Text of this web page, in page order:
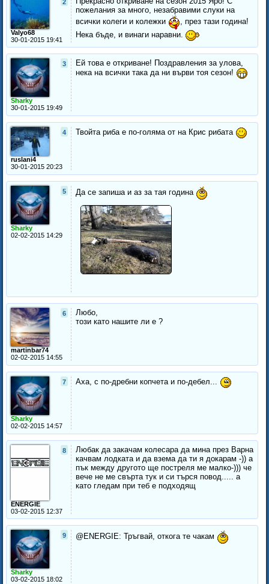
2
Valyo68
30-01-2015 19:41
пожелания за много, незабравими слуки на
всички колеги и колежки
, през тази година!
Нека бъде, и винаги наравни.
3
Sharky
30-01-2015 19:49
Ей това е откриване! Поздравления за улова,
нека на всички така да ни върви тоя сезон!
4
ruslani4
30-01-2015 20:23
Твойта риба е по-голяма от на Крис рибата
5
Sharky
02-02-2015 14:29
Да се запиша и аз за тая година
6
martinbar74
02-02-2015 14:55
Любо,
този като нашите ли е ?
7
Sharky
02-02-2015 14:57
Аха, с по-дребни копчета и по-дебел...
8
ENERGIE
03-02-2015 12:37
Любак да закачам колесара да мина през Варна
качвам лодката и да взема да ти я докарам -)) а
пък между другото ще постреля ме малко-))) че
вече не ме свърта тук и си търся повод..... а
като гледам при теб е подходящ
9
Sharky
03-02-2015 18:02
@ENERGIE: Тръгвай, откога те чакам